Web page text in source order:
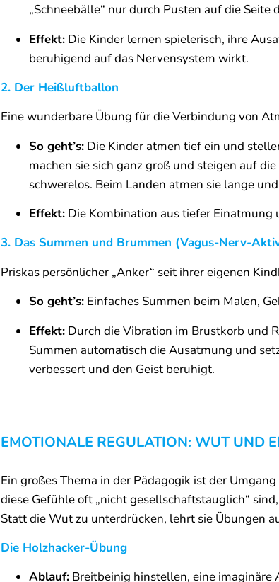
„Schneebälle“ nur durch Pusten auf die Seite
Effekt: Die Kinder lernen spielerisch, ihre
beruhigend auf das Nervensystem wirkt.
2. Der Heißluftballon
Eine wunderbare Übung für die Verbindung von
So geht’s: Die Kinder atmen tief ein und
machen sie sich ganz groß und steigen auf
schwerelos. Beim Landen atmen sie lange
Effekt: Die Kombination aus tiefer
3. Das Summen und Brummen (Vagus-Nerv-
Priskas persönlicher „Anker“ seit ihrer eigenen
So geht’s: Einfaches Summen beim Malen,
Effekt: Durch die Vibration im Brustkorb und
Summen automatisch die Ausatmung und
verbessert und den Geist beruhigt.
EMOTIONALE REGULATION: WUT UND
Ein großes Thema in der Pädagogik ist der
diese Gefühle oft „nicht gesellschaftstauglich“
Statt die Wut zu unterdrücken, lehrt sie Übungen
Die Holzhacker-Übung
Ablauf: Breitbeinig hinstellen, eine